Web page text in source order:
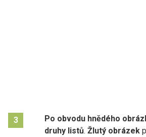
3
Po obvodu hnědého
druhy listů. Žlutý obrázek